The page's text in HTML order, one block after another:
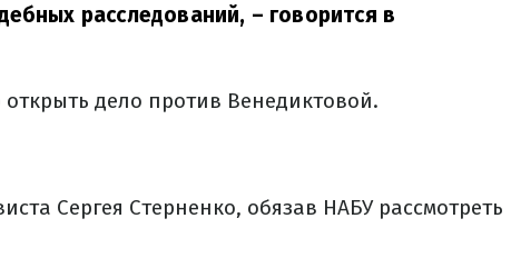
расследований, – говорится в
дело против Венедиктовой.
Сергея Стерненко, обязав НАБУ рассмотреть